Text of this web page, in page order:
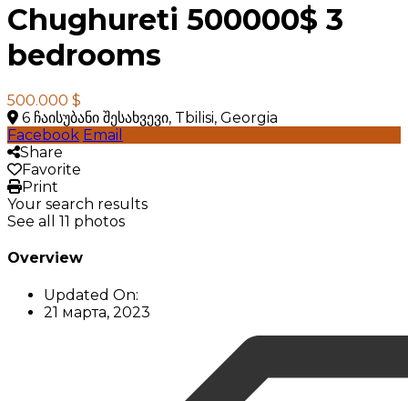
Chughureti 500000$ 3
bedrooms
500.000 $
6 ჩაისუბანი შესახვევი, Tbilisi, Georgia
Facebook Email
Share
Favorite
Print
Your search results
See all 11 photos
Overview
Updated On:
21 марта, 2023